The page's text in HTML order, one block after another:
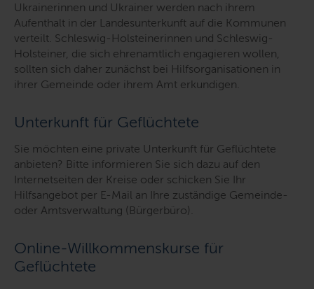
Ukrainerinnen und Ukrainer werden nach ihrem
Aufenthalt in der Landesunterkunft auf die Kommunen
verteilt. Schleswig-Holsteinerinnen und Schleswig-
Holsteiner, die sich ehrenamtlich engagieren wollen,
sollten sich daher zunächst bei Hilfsorganisationen in
ihrer Gemeinde oder ihrem Amt erkundigen.
Unterkunft für Geflüchtete
Sie möchten eine private Unterkunft für Geflüchtete
anbieten? Bitte informieren Sie sich dazu auf den
Internetseiten der Kreise oder schicken Sie Ihr
Hilfsangebot per E-Mail an Ihre zuständige Gemeinde-
oder Amtsverwaltung (Bürgerbüro).
Online-Willkommenskurse für
Geflüchtete